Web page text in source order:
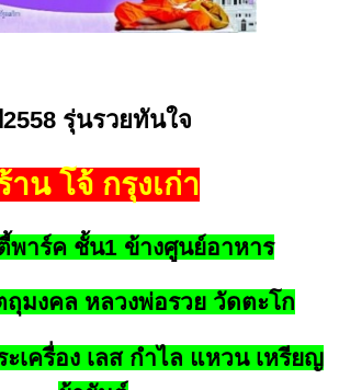
รุ่นรวยทันใจ
าน โจ้ กรุงเก่า
พาร์ค ชั้น1 ข้างศูนย์อาหาร
มงคล หลวงพ่อรวย วัดตะโก
ะเครื่อง เลส กำไล แหวน เหรียญ